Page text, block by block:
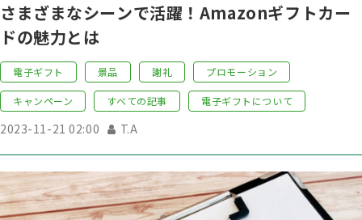
さまざまなシーンで活躍！Amazonギフトカー
ドの魅力とは
電子ギフト 景品 謝礼 プロモーション
キャンペーン すべての記事 電子ギフトについて
2023-11-21 02:00 T.A